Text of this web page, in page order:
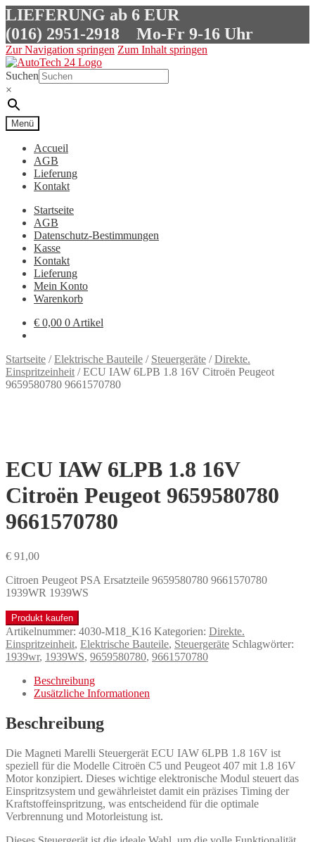
LIEFERUNG ab 6 EUR
(016) 2951-2918 Mo-Fr 9-16 Uhr
Zur Navigation springen Zum Inhalt springen
Suchen
×
Menü
Accueil
AGB
Lieferung
Kontakt
Startseite
AGB
Datenschutz-Bestimmungen
Kasse
Kontakt
Lieferung
Mein Konto
Warenkorb
€ 0,00 0 Artikel
Startseite /Elektrische Bauteile / Steuergeräte /Direkte.
Einspritzeinheit /ECU IAW 6LPB 1.8 16V Citroën Peugeot
9659580780 9661570780
ECU IAW 6LPB 1.8 16V
Citroën Peugeot 9659580780
9661570780
€ 91,00
Citroen Peugeot PSA Ersatzteile 9659580780 9661570780
1939WR 1939WS
Produkt kaufen
Artikelnummer: 4030-M18_K16 Kategorien: Direkte.
Einspritzeinheit, Elektrische Bauteile, Steuergeräte Schlagwörter:
1939wr, 1939WS, 9659580780, 9661570780
Beschreibung
Zusätzliche Informationen
Beschreibung
Die Magneti Marelli Steuergerät ECU IAW 6LPB 1.8 16V ist
speziell für die Modelle Citroën C5 und Peugeot 407 mit 1.8 16V
Motor konzipiert. Dieses wichtige elektronische Modul steuert das
Einspritzsystem und gewährleistet damit ein präzises Timing der
Kraftstoffeinspritzung, was entscheidend für die optimale
Verbrennung und Motorleistung ist.